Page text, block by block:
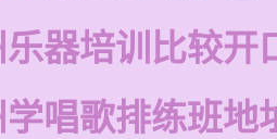
器培训比较开
唱歌排练班地